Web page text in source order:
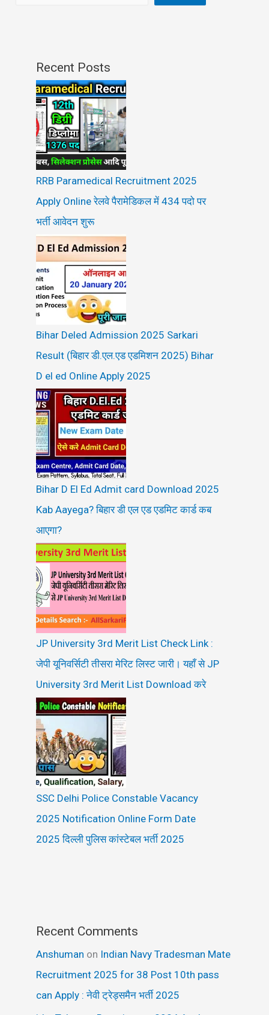
Recent Posts
RRB Paramedical Recruitment 2025
Apply Online रेलवे पैरामेडिकल में 434 पदो पर
भर्ती आवेदन शुरू
Bihar Deled Admission 2025 Sarkari
Result (बिहार डी.एल.एड एडमिशन 2025) Bihar
D el ed Online Apply 2025
Bihar D El Ed Admit card Download 2025
Kab Aayega? बिहार डी एल एड एडमिट कार्ड कब
आएगा?
JP University 3rd Merit List Check Link :
जेपी यूनिवर्सिटी तीसरा मेरिट लिस्ट जारी। यहाँ से JP
University 3rd Merit List Download करे
SSC Delhi Police Constable Vacancy
2025 Notification Online Form Date
2025 दिल्ली पुलिस कांस्टेबल भर्ती 2025
Recent Comments
Anshuman on Indian Navy Tradesman Mate
Recruitment 2025 for 38 Post 10th pass
can Apply : नेवी ट्रेड्समैन भर्ती 2025